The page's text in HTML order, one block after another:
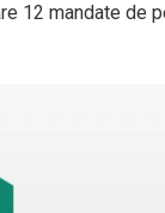
12 mandate de